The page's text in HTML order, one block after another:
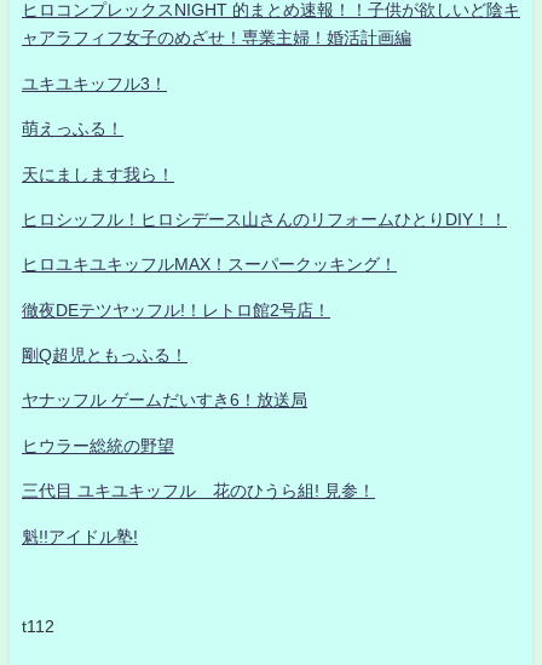
ヒロコンプレックスNIGHT 的まとめ速報！！子供が欲しいど陰キ
ャアラフィフ女子のめざせ！専業主婦！婚活計画編
ユキユキッフル3！
萌えっふる！
天にまします我ら！
ヒロシッフル！ヒロシデース山さんのリフォームひとりDIY！！
ヒロユキユキッフルMAX！スーパークッキング！
徹夜DEテツヤッフル!！レトロ館2号店！
剛Q超児ともっふる！
ヤナッフル ゲームだいすき6！放送局
ヒウラー総統の野望
三代目 ユキユキッフル 花のひうら組! 見参！
魁!!アイドル塾!
t112